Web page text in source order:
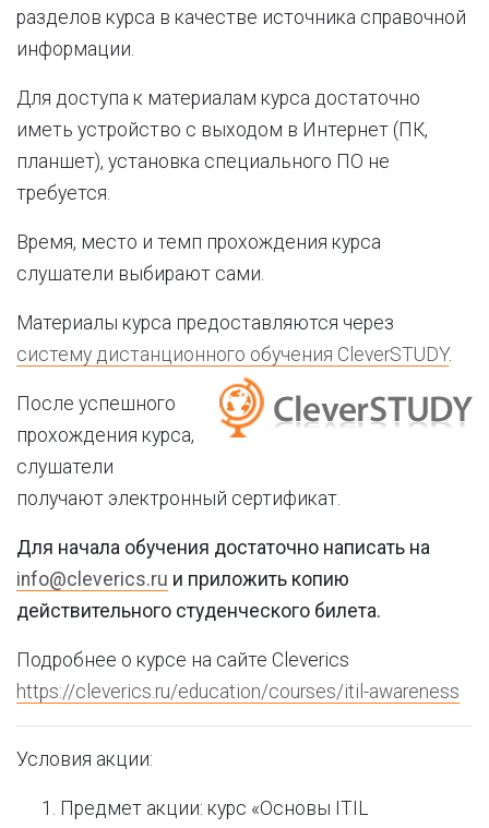
разделов курса в качестве источника справочной
информации.
Для доступа к материалам курса достаточно
иметь устройство с выходом в Интернет (ПК,
планшет), установка специального ПО не
требуется.
Время, место и темп прохождения курса
слушатели выбирают сами.
Материалы курса предоставляются через
систему дистанционного обучения CleverSTUDY.
После успешного
прохождения курса,
слушатели
получают электронный сертификат.
Для начала обучения достаточно написать на
info@cleverics.ru и приложить копию
действительного студенческого билета.
Подробнее о курсе на сайте Cleverics
https://cleverics.ru/education/courses/itil-awareness
Условия акции:
Предмет акции: курс «Основы ITIL